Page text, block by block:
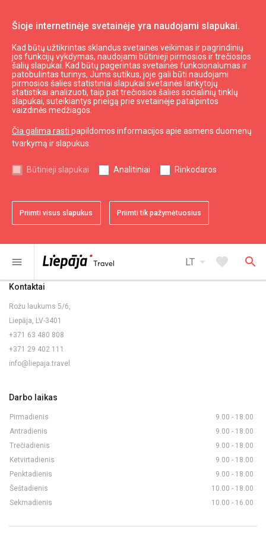
Šioje internetinėje svetainėje yra naudojami slapukai.
Kad būtų užtikrintas sklandus svetainės veikimas ir pagrindinių
jos funkcijų vykdymas, naudojami būtinieji pirmosios ir trečiosios
šalių slapukai. Kad būtų pagerintas svetainės funkcionalumas ir
patobulintas turinys, Jums sutikus, joje gali būti naudojami
pirmosios šalies statistiniai slapukai svetainės lankytojų
statistikai analizuoti, taip pat trečiosios šalies socialinių tinklų
slapukai, suteikiantys prieigą prie svetainėje patalpintos
vaizdinės medžiagos.
Čia galima rasti papildomos informacijos apie asmens duomenų
tvarkymą ir slapukus.
Būtinieji slapukai Analitiniai Rinkodaros
Priimti visus slapukus Priimti tik pažymėtuosius
menu LT arrow_drop_down favorite search
Embūtės TIC
Į viršų expand_less
Informacija
Turizmas Latvijoje
Turizmas Kuržemėje
Naudingas
Žemėlapiai ir Brošiūros
Kontaktai
Rožu laukums 5/6,
Liepāja, LV-3401
+371 63 480 808
+371 29 402 111
info@liepaja.travel
Darbo laikas
Pirmadienis
9.00 - 18.00
Antradienis
9.00 - 18.00
Trečiadienis
9.00 - 18.00
Ketvirtadienis
9.00 - 18.00
Penktadienis
9.00 - 18.00
Šeštadienis
10.00 - 18.00
Sekmadienis
10.00 - 16.00